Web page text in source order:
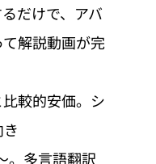
だけで、アバ
解説動画が完
較的安価。シ
。多言語翻訳